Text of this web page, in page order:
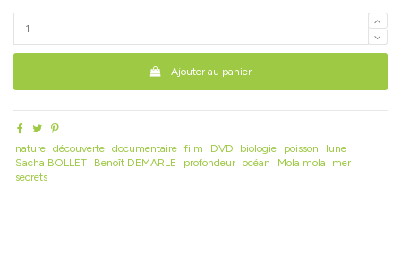
Ajouter au panier
nature découverte documentaire film DVD biologie poisson
lune
Sacha BOLLET
Benoît DEMARLE profondeur océan Mola mola
mer
secrets